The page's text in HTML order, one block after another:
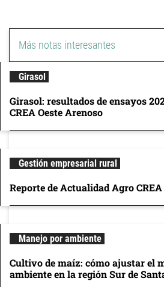
Más notas interesantes
Girasol
Girasol: resultados de ensayos
CREA Oeste Arenoso
Gestión empresarial rural
Reporte de Actualidad Agro CREA
Manejo por ambiente
Cultivo de maíz: cómo ajustar el
ambiente en la región Sur de